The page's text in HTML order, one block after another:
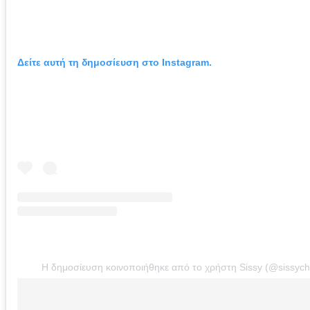
Δείτε αυτή τη δημοσίευση στο Instagram.
Η δημοσίευση κοινοποιήθηκε από το χρήστη Sissy